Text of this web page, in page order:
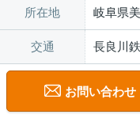
所在地 岐阜県
交通 長良川
お問い合わせ